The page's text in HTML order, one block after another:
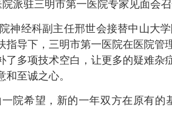
派驻三明市第一医院专家见面会召
神经科副主任邢世会接替中山大
指导下，三明市第一医院在医院
了多项技术空白，让更多的疑难
至诚之心。
院希望，新的一年双方在原有